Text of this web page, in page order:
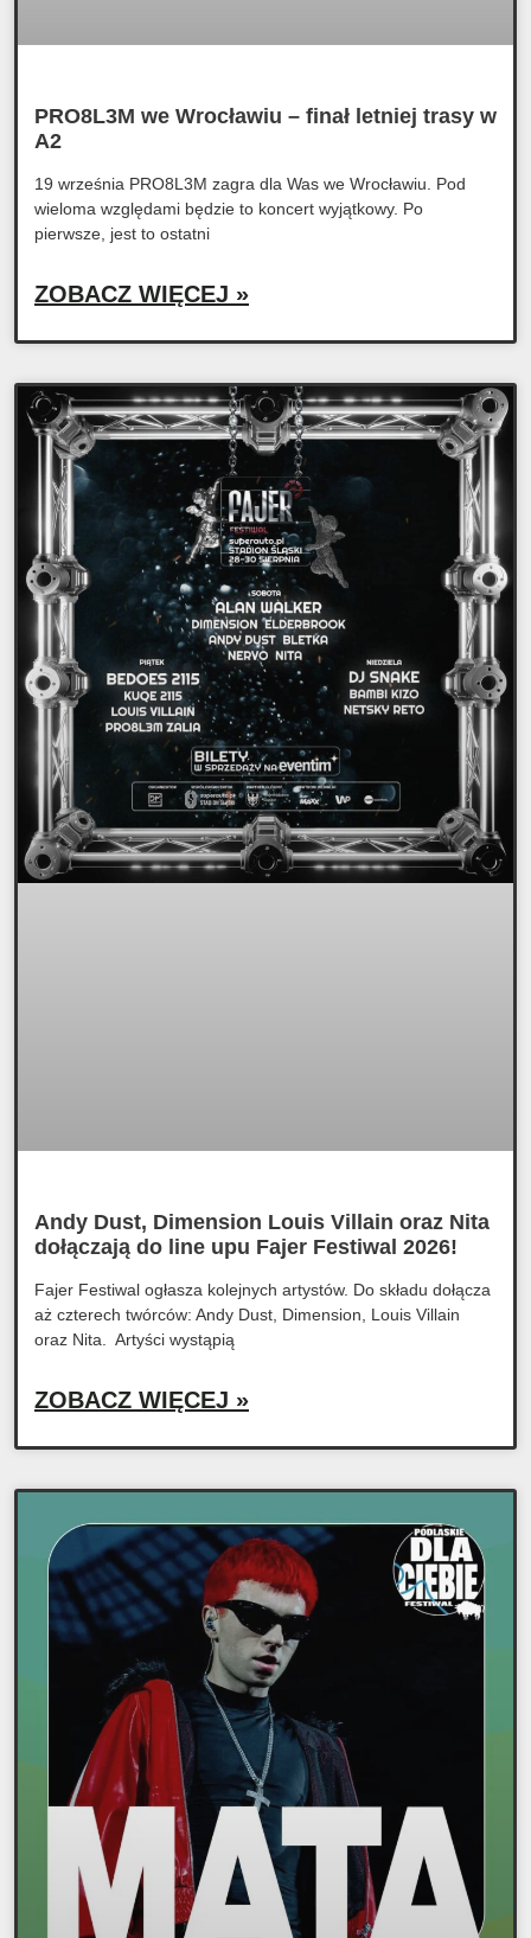
PRO8L3M we Wrocławiu – finał letniej trasy w
A2
19 września PRO8L3M zagra dla Was we Wrocławiu. Pod
wieloma względami będzie to koncert wyjątkowy. Po
pierwsze, jest to ostatni
ZOBACZ WIĘCEJ »
Andy Dust, Dimension Louis Villain oraz Nita
dołączają do line upu Fajer Festiwal 2026!
Fajer Festiwal ogłasza kolejnych artystów. Do składu dołącza
aż czterech twórców: Andy Dust, Dimension, Louis Villain
oraz Nita. Artyści wystąpią
ZOBACZ WIĘCEJ »